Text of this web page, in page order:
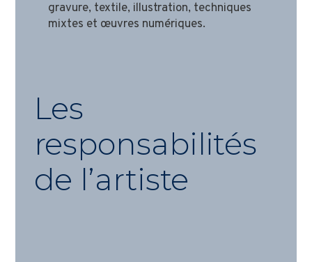
gravure, textile, illustration, techniques
mixtes et œuvres numériques.
Les
responsabilités
de l’artiste